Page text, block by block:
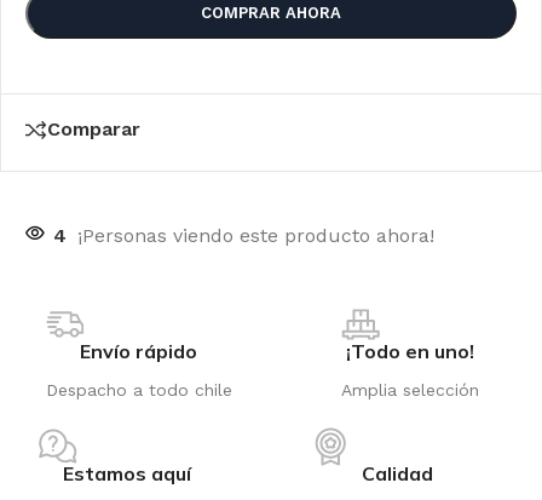
COMPRAR AHORA
Comparar
4 ¡Personas viendo este producto ahora!
Envío rápido
Despacho a todo chile
¡Todo en uno!
Amplia selección
Estamos aquí Calidad